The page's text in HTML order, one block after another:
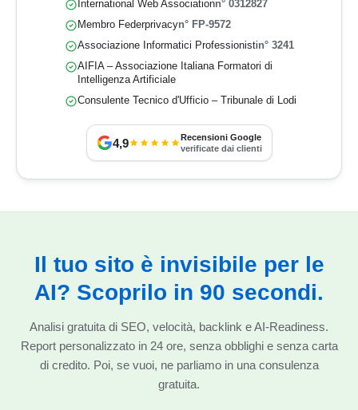
International Web Associationn° 0312827
Membro Federprivacyn° FP-9572
Associazione Informatici Professionistin° 3241
AIFIA – Associazione Italiana Formatori di
Intelligenza Artificiale
Consulente Tecnico d'Ufficio – Tribunale di Lodi
4,9
Recensioni Google
verificate dai clienti
Il tuo sito è invisibile per le
AI? Scoprilo in 90 secondi.
Analisi gratuita di SEO, velocità, backlink e AI-Readiness.
Report personalizzato in 24 ore, senza obblighi e senza carta
di credito. Poi, se vuoi, ne parliamo in una consulenza
gratuita.